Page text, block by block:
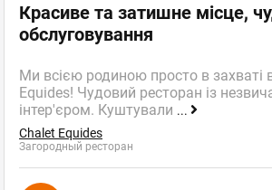
Красиве та затишне місце,
обслуговування
Ми всією родиною просто в захваті
Equides! Чудовий ресторан із
інтер'єром. Куштували ...
Chalet Equides
Загородный ресторан